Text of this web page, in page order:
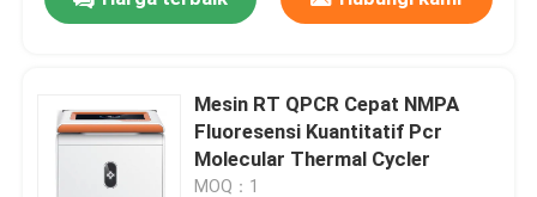
Mesin RT QPCR Cepat NMPA
Fluoresensi Kuantitatif Pcr
Molecular Thermal Cycler
MOQ：1